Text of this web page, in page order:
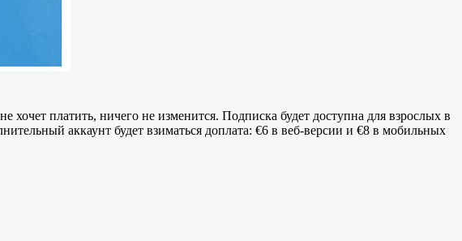
платить, ничего не изменится. Подписка будет доступна для взрослых в
аккаунт будет взиматься доплата: €6 в веб-версии и €8 в мобильных